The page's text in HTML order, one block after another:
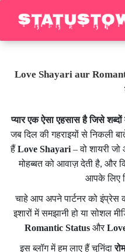
Love Shayari aur
प्यार एक ऐसा एहसास है जिसे
जब दिल की गहराइयों से निकली
हैं Love Shayari – वो शायरी
मोहब्बत को आवाज़ देती है, और
आपके लिए
चाहे आप अपने पार्टनर को इंप्रेस
इशारों में समझानी हो या सोशल
Romantic Statusऔर
इस ब्लॉग में हम लाए हैं चुनिंदा